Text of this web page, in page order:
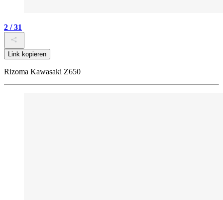
2 / 31
Link kopieren
Rizoma Kawasaki Z650